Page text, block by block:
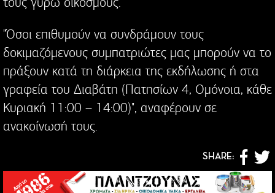
"Όσοι επιθυμούν να συνδράμουν τους
δοκιμαζόμενους συμπατριώτες μας μπορούν να το
πράξουν κατά τη διάρκεια της εκδήλωσης ή στα
γραφεία του Διαβάτη (Πατησίων 4, Ομόνοια, κάθε
Κυριακή 11:00 – 14:00)", αναφέρουν σε
ανακοίνωσή τους.
SHARE: